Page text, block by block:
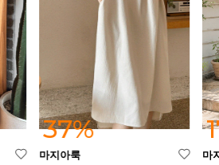
37%
마지아룩 마